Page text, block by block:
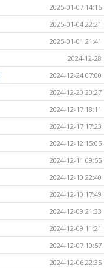
2025-01-07 14:16
2025-01-04 22:21
2025-01-01 21:41
2024-12-28
2024-12-24 07:00
2024-12-20 20:27
2024-12-17 18:11
2024-12-17 17:23
2024-12-12 15:05
2024-12-11 09:55
2024-12-10 22:40
2024-12-10 17:49
2024-12-09 21:33
2024-12-09 11:21
2024-12-07 10:57
2024-12-06 22:35